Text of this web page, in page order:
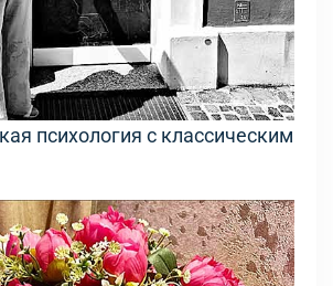
психология с классическим